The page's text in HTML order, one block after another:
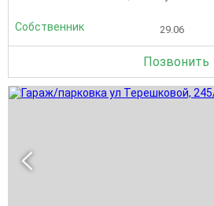
Собственник 29.06
Позвонить